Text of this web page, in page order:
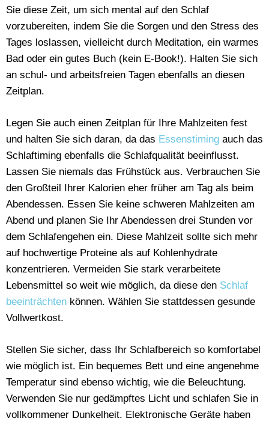
Sie diese Zeit, um sich mental auf den Schlaf
vorzubereiten, indem Sie die Sorgen und den Stress des
Tages loslassen, vielleicht durch Meditation, ein warmes
Bad oder ein gutes Buch (kein E-Book!). Halten Sie sich
an schul- und arbeitsfreien Tagen ebenfalls an diesen
Zeitplan.
Legen Sie auch einen Zeitplan für Ihre Mahlzeiten fest
und halten Sie sich daran, da das Essenstiming auch das
Schlaftiming ebenfalls die Schlafqualität beeinflusst.
Lassen Sie niemals das Frühstück aus. Verbrauchen Sie
den Großteil Ihrer Kalorien eher früher am Tag als beim
Abendessen. Essen Sie keine schweren Mahlzeiten am
Abend und planen Sie Ihr Abendessen drei Stunden vor
dem Schlafengehen ein. Diese Mahlzeit sollte sich mehr
auf hochwertige Proteine ​​als auf Kohlenhydrate
konzentrieren. Vermeiden Sie stark verarbeitete
Lebensmittel so weit wie möglich, da diese den Schlaf
beeinträchten können. Wählen Sie stattdessen gesunde
Vollwertkost.
Stellen Sie sicher, dass Ihr Schlafbereich so komfortabel
wie möglich ist. Ein bequemes Bett und eine angenehme
Temperatur sind ebenso wichtig, wie die Beleuchtung.
Verwenden Sie nur gedämpftes Licht und schlafen Sie in
vollkommener Dunkelheit. Elektronische Geräte haben